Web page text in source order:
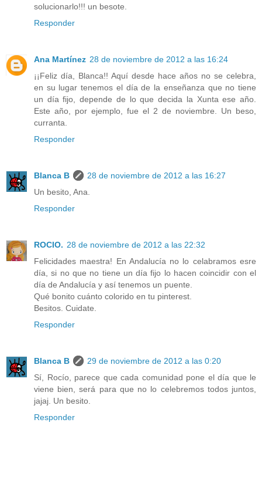
solucionarlo!!! un besote.
Responder
Ana Martínez 28 de noviembre de 2012 a las 16:24
¡¡Feliz día, Blanca!! Aquí desde hace años no se celebra,
en su lugar tenemos el día de la enseñanza que no tiene
un día fijo, depende de lo que decida la Xunta ese año.
Este año, por ejemplo, fue el 2 de noviembre. Un beso,
curranta.
Responder
Blanca B
28 de noviembre de 2012 a las 16:27
Un besito, Ana.
Responder
ROCIO. 28 de noviembre de 2012 a las 22:32
Felicidades maestra! En Andalucía no lo celabramos esre
día, si no que no tiene un día fijo lo hacen coincidir con el
día de Andalucía y así tenemos un puente.
Qué bonito cuánto colorido en tu pinterest.
Besitos. Cuidate.
Responder
Blanca B
29 de noviembre de 2012 a las 0:20
Sí, Rocío, parece que cada comunidad pone el día que le
viene bien, será para que no lo celebremos todos juntos,
jajaj. Un besito.
Responder